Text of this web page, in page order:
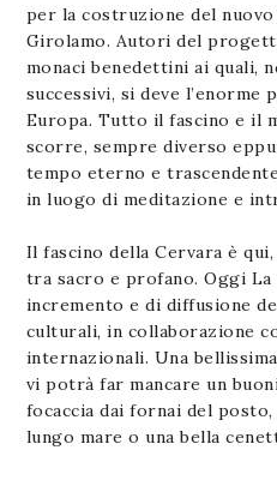
per la costruzione del
Girolamo. Autori del
monaci benedettini ai quali,
successivi, si deve
Europa. Tutto il fascino e il
scorre, sempre diverso
tempo eterno e
in luogo di meditazione e
Il fascino della Cervara è
tra sacro e profano. Oggi
incremento e di diffusione
culturali, in collaborazione
internazionali. Una
vi potrà far mancare un
focaccia dai fornai del
lungo mare o una bella